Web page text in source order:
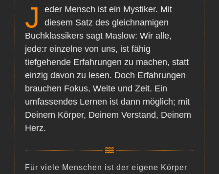
J
eder Mensch ist ein Mystiker. Mit
diesem Satz des gleichnamigen
Buchklassikers sagt Maslow: Wir alle,
jede:r einzelne von uns, ist fähig
tiefgehende Erfahrungen zu machen, statt
einzig davon zu lesen. Doch Erfahrungen
brauchen Fokus, Weite und Zeit. Ein
umfassendes Lernen ist dann möglich; mit
Deinem Körper, Deinem Verstand, Deinem
Herz.
Für viele Menschen ist der eigene Körper